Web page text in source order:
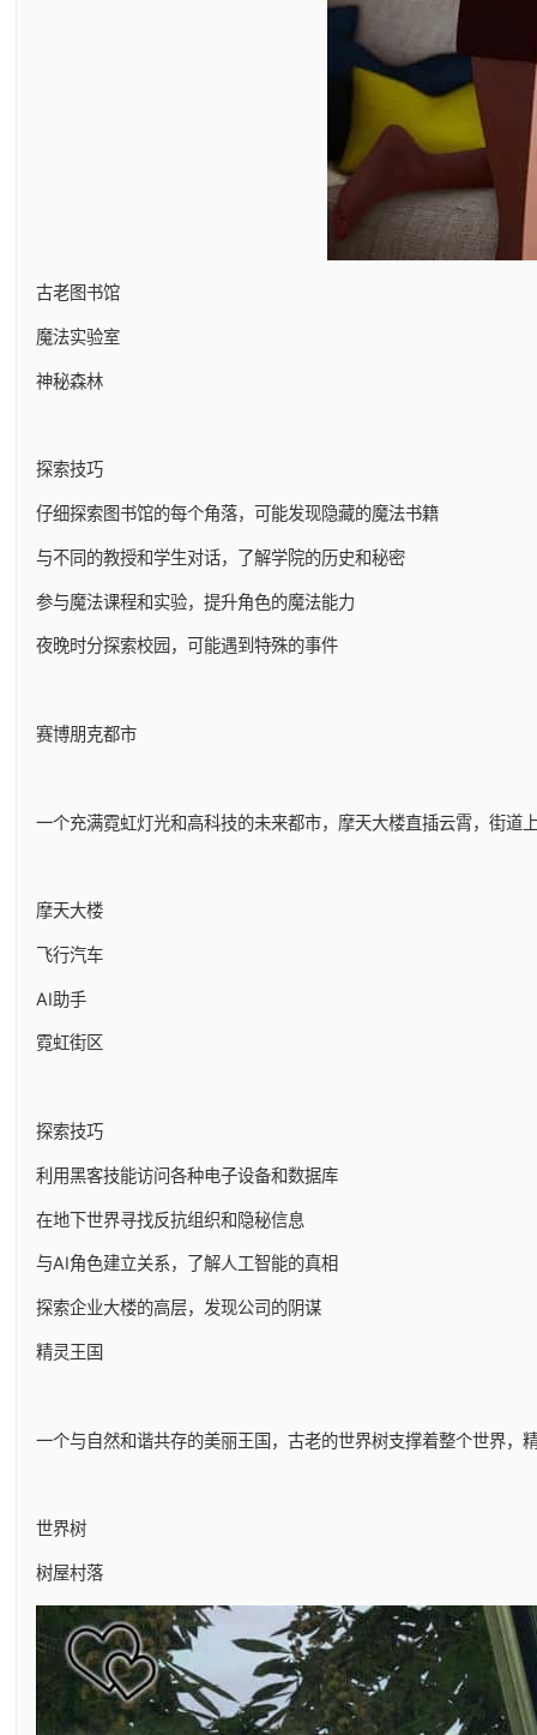
古老图书馆
魔法实验室
神秘森林
探索技巧
仔细探索图书馆的每个角落，可能发现隐藏的魔法书籍
与不同的教授和学生对话，了解学院的历史和秘密
参与魔法课程和实验，提升角色的魔法能力
夜晚时分探索校园，可能遇到特殊的事件
赛博朋克都市
一个充满霓虹灯光和高科技的未来都市，摩天大楼直插云霄，街
摩天大楼
飞行汽车
AI助手
霓虹街区
探索技巧
利用黑客技能访问各种电子设备和数据库
在地下世界寻找反抗组织和隐秘信息
与AI角色建立关系，了解人工智能的真相
探索企业大楼的高层，发现公司的阴谋
精灵王国
一个与自然和谐共存的美丽王国，古老的世界树支撑着整个世界
世界树
树屋村落